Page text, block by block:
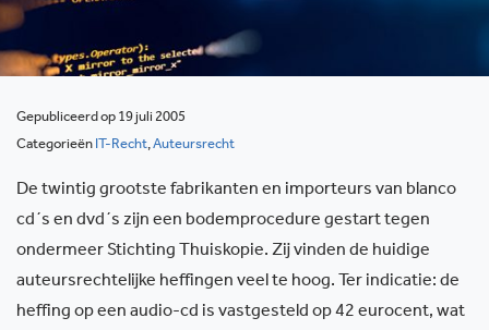
Gepubliceerd op 19 juli 2005
Categorieën IT-Recht,Auteursrecht
De twintig grootste fabrikanten en importeurs van blanco
cd´s en dvd´s zijn een bodemprocedure gestart tegen
ondermeer Stichting Thuiskopie. Zij vinden de huidige
auteursrechtelijke heffingen veel te hoog. Ter indicatie: de
heffing op een audio-cd is vastgesteld op 42 eurocent, wat